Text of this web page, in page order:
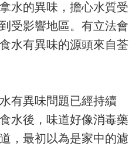
水的異味，擔心水質受
受影響地區。有立法會
水有異味的源頭來自荃
有異味問題已經持續
水後，味道好像消毒藥
，最初以為是家中的濾